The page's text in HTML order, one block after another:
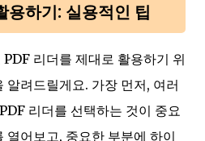
용하기: 실용적인 팁
리더를 제대로 활용하기 위
알려드릴게요. 가장 먼저, 여러
리더를 선택하는 것이 중요
열어보고, 중요한 부분에 하이